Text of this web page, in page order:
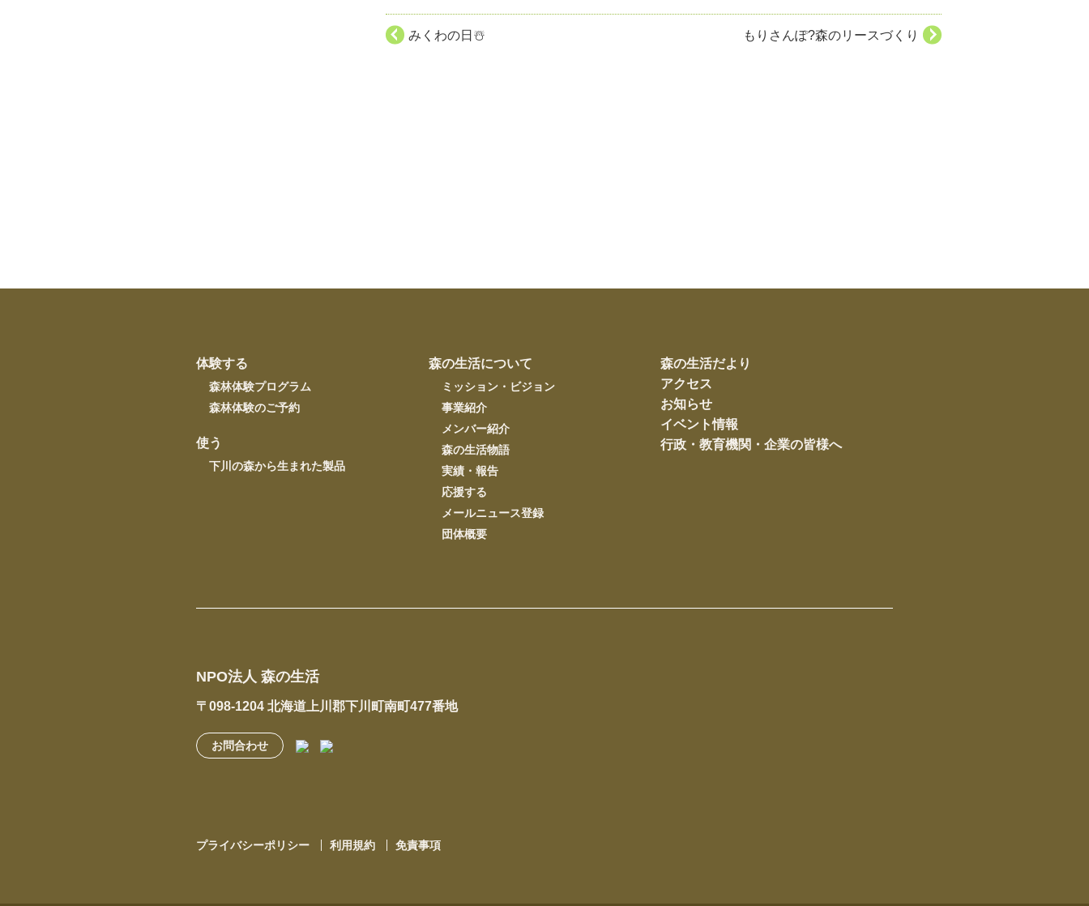
もりさんぽ?森のリースづくり
みくわの日☃️
体験する
森林体験プログラム
森林体験のご予約
使う
下川の森から生まれた製品
森の生活について
ミッション・ビジョン
事業紹介
メンバー紹介
森の生活物語
実績・報告
応援する
メールニュース登録
団体概要
森の生活だより
アクセス
お知らせ
イベント情報
行政・教育機関・企業の皆様へ
NPO法人 森の生活
〒098-1204 北海道上川郡下川町南町477番地
お問合わせ
プライバシーポリシー 利用規約 免責事項